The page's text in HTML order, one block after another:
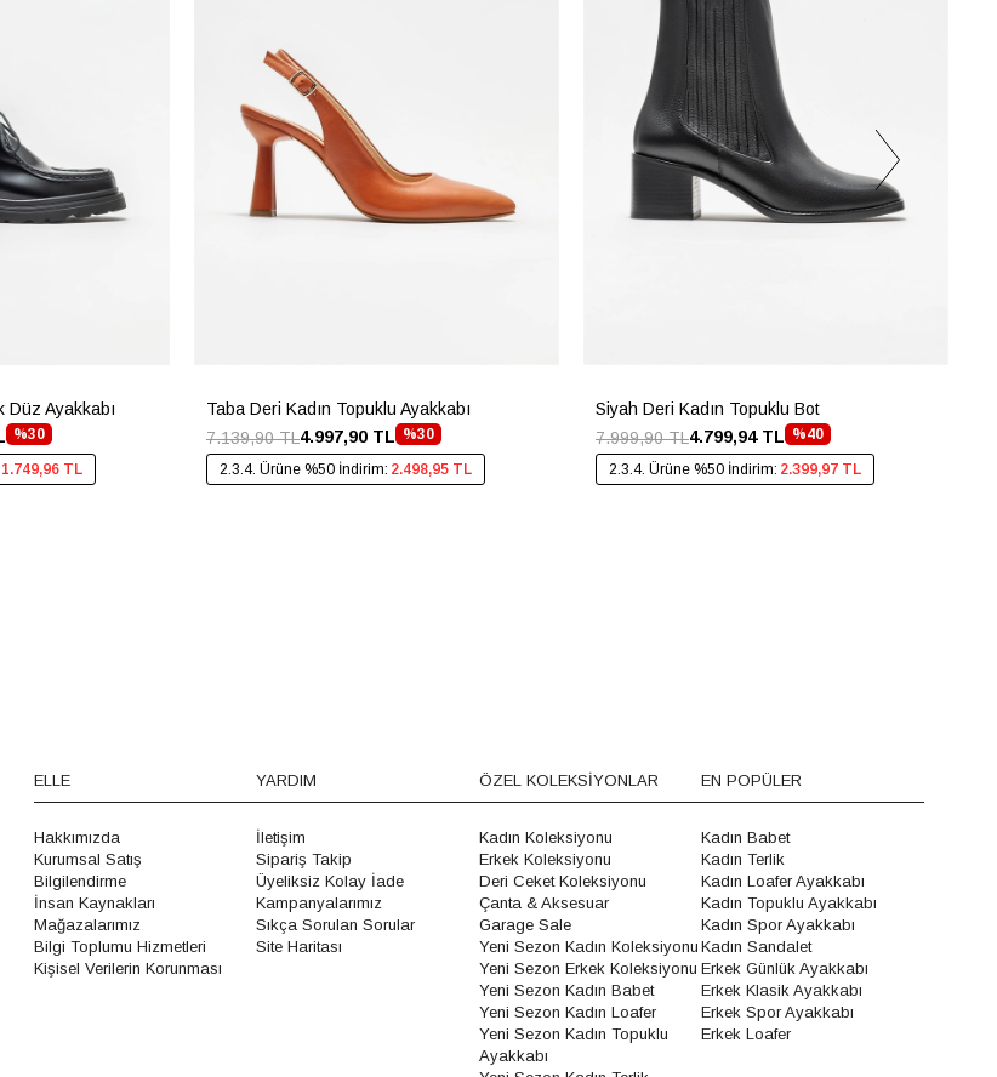
Düz Ayakkabı
%30
1.749,96 TL
Taba Deri Kadın Topuklu Ayakkabı
%30
4.997,90 TL
7.139,90 TL
2.3.4. Ürüne %50 İndirim: 2.498,95 TL
Siyah Deri Kadın Topuklu Bot
%40
4.799,94 TL
7.999,90 TL
2.3.4. Ürüne %50 İndirim: 2.399,97 TL
ELLE
Hakkımızda
Kurumsal Satış
Bilgilendirme
İnsan Kaynakları
Mağazalarımız
Bilgi Toplumu Hizmetleri
Kişisel Verilerin Korunması
YARDIM
İletişim
Sipariş Takip
Üyeliksiz Kolay İade
Kampanyalarımız
Sıkça Sorulan Sorular
Site Haritası
ÖZEL KOLEKSİYONLAR
Kadın Koleksiyonu
Erkek Koleksiyonu
Deri Ceket Koleksiyonu
Çanta & Aksesuar
Garage Sale
Yeni Sezon Kadın Koleksiyonu
Yeni Sezon Erkek Koleksiyonu
Yeni Sezon Kadın Babet
Yeni Sezon Kadın Loafer
Yeni Sezon Kadın Topuklu
Ayakkabı
EN POPÜLER
Kadın Babet
Kadın Terlik
Kadın Loafer Ayakkabı
Kadın Topuklu Ayakkabı
Kadın Spor Ayakkabı
Kadın Sandalet
Erkek Günlük Ayakkabı
Erkek Klasik Ayakkabı
Erkek Spor Ayakkabı
Erkek Loafer